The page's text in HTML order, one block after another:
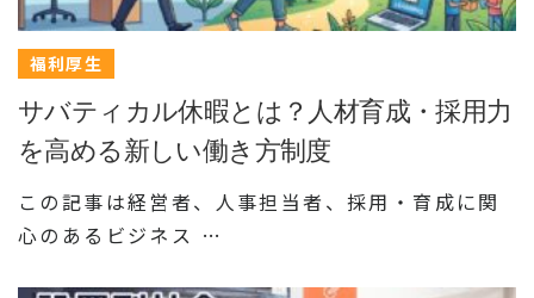
福利厚生
サバティカル休暇とは？人材育成・採用力
を高める新しい働き方制度
この記事は経営者、人事担当者、採用・育成に関
心のあるビジネス …